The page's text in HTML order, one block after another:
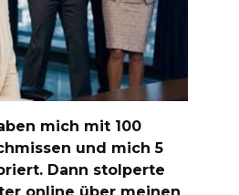
mich mit 100
und mich 5
Dann stolperte